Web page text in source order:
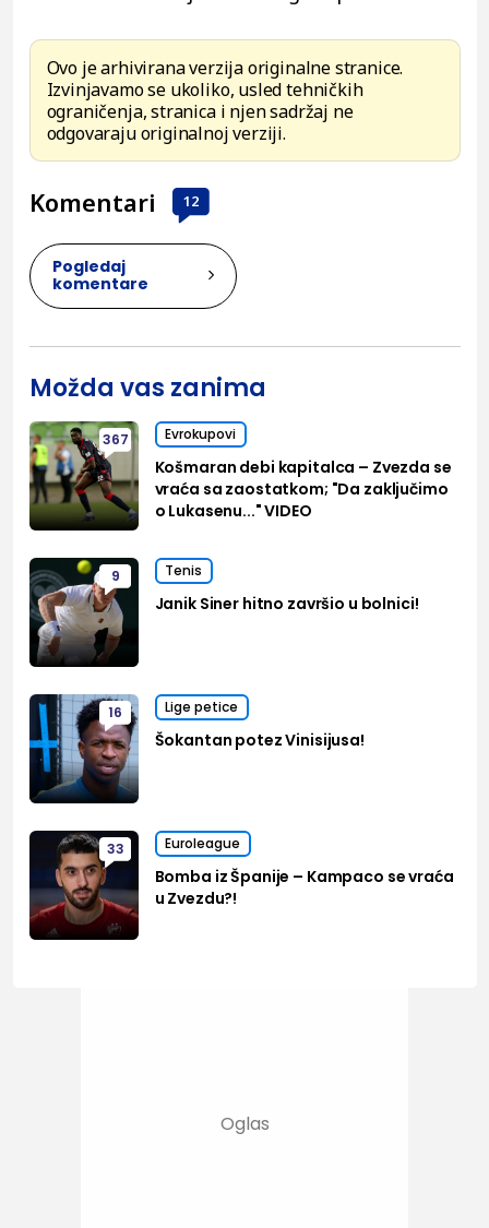
Ovo je arhivirana verzija originalne stranice.
Izvinjavamo se ukoliko, usled tehničkih
ograničenja, stranica i njen sadržaj ne
odgovaraju originalnoj verziji.
Komentari 12
Pogledaj
komentare
Možda vas zanima
367 Evrokupovi
Košmaran debi kapitalca – Zvezda se
vraća sa zaostatkom; "Da zaključimo
o Lukasenu..." VIDEO
9 Tenis
Janik Siner hitno završio u bolnici!
16 Lige petice
Šokantan potez Vinisijusa!
33 Euroleague
Bomba iz Španije – Kampaco se vraća
u Zvezdu?!